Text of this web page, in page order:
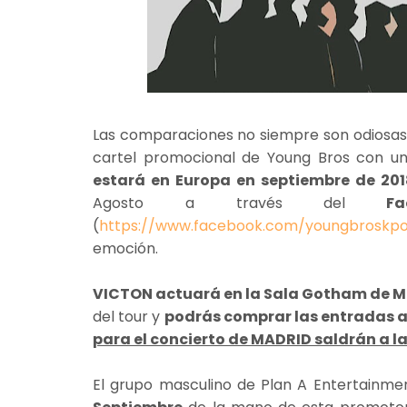
Las comparaciones no siempre son
cartel promocional de Young Bros con
estará en Europa en septiembre de
Agosto a través del
(https://www.facebook.com/
emoción.
VICTON actuará en la Sala Gotham de
del tour y podrás comprar las entradas
para el concierto de MADRID saldrán a
El grupo masculino de Plan A